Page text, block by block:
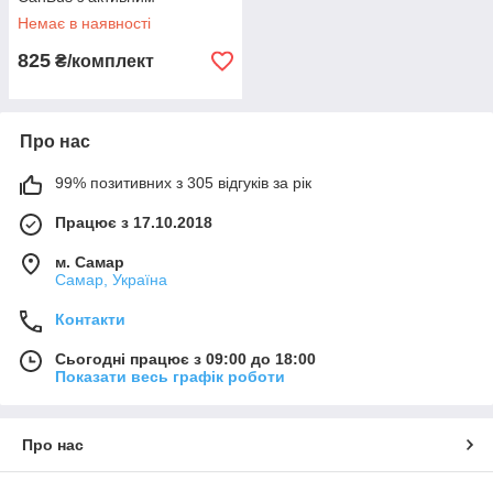
охолодженням
Немає в наявності
825 ₴/комплект
Про нас
99% позитивних з 305 відгуків за рік
Працює з 17.10.2018
м. Самар
Самар, Україна
Контакти
Сьогодні працює з 09:00 до 18:00
Показати весь графік роботи
Про нас